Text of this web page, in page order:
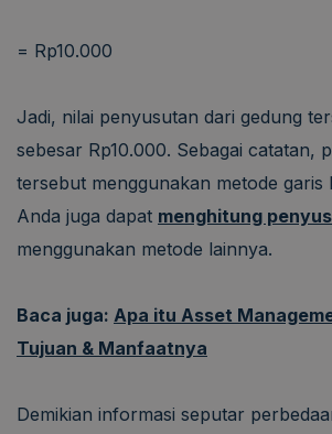
= Rp10.000
Jadi, nilai penyusutan dari gedung
sebesar Rp10.000. Sebagai catatan,
tersebut menggunakan metode garis
Anda juga dapat menghitung
menggunakan metode lainnya.
Baca juga: Apa itu Asset
Tujuan & Manfaatnya
Demikian informasi seputar